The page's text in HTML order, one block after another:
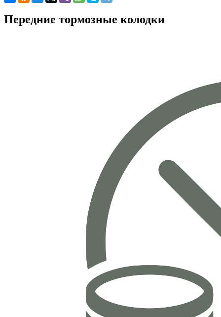
Передние тормозные колодки